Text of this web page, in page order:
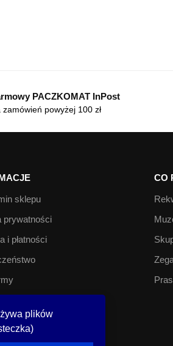
PACZKOMAT InPost
zamówień powyżej 100 zł
sklepu
prywatności
i płatności
CO
plików